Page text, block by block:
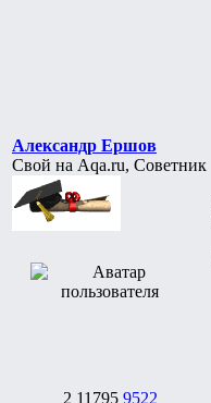
Александр Ершов
Свой на Aqa.ru, Советник
2 11795 9522